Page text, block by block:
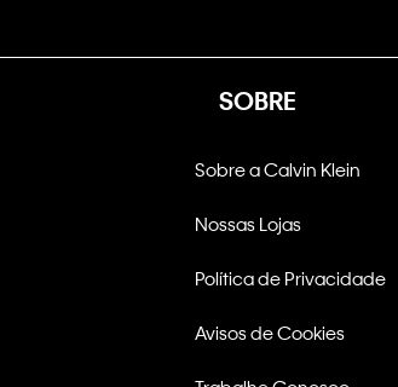
SOBRE
Sobre a Calvin Klein
Nossas Lojas
Política de Privacidade
Avisos de Cookies